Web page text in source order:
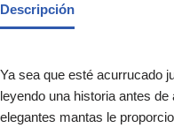
Descripción
Ya sea que esté acurrucado
leyendo una historia antes
elegantes mantas le